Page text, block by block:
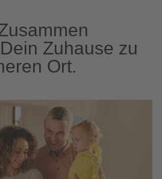
Zuhause zu
Ort.